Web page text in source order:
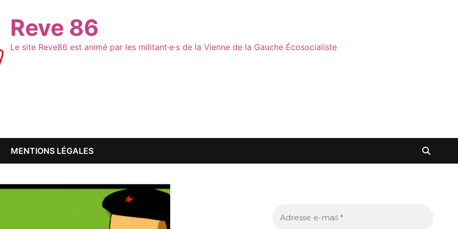
Reve 86
Le site Reve86 est animé par les militant·e·s de la Vienne de la Gauche Écosocialiste
MENTIONS LÉGALES